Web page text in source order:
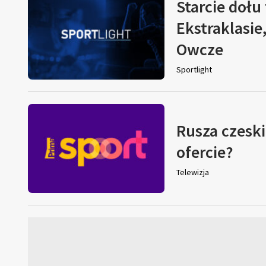
Starcie
Owcze
Sportlight
Rusza
ofercie?
Telewizja